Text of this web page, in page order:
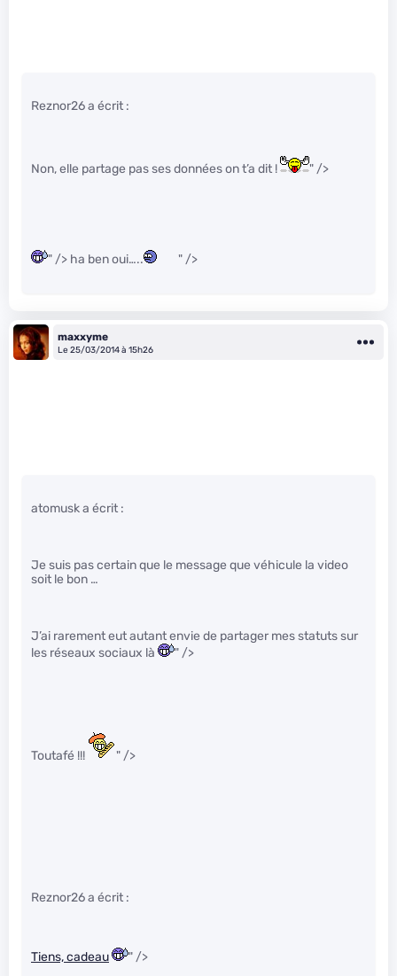
Reznor26 a écrit :
Non, elle partage pas ses données on t’a dit ! " />
" /> ha ben oui….. " />
maxxyme
Le 25/03/2014 à 15h26
atomusk a écrit :
Je suis pas certain que le message que véhicule la video
soit le bon …
J’ai rarement eut autant envie de partager mes statuts sur
les réseaux sociaux là
" />
Toutafé !!! " />
Reznor26 a écrit :
Tiens, cadeau " />